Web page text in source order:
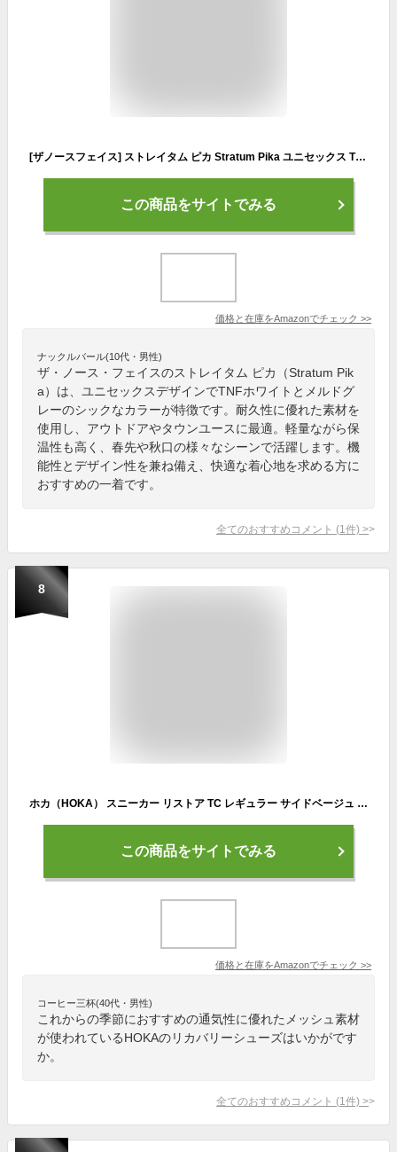
[ザノースフェイス] ストレイタム ピカ Stratum Pika ユニセックス TNFホワイト/メルドグレー 25.0 cm
この商品をサイトでみる
価格と在庫をAmazonでチェック >>
ナックルバール(10代・男性)
ザ・ノース・フェイスのストレイタム ピカ（Stratum Pik
a）は、ユニセックスデザインでTNFホワイトとメルドグ
レーのシックなカラーが特徴です。耐久性に優れた素材を
使用し、アウトドアやタウンユースに最適。軽量ながら保
温性も高く、春先や秋口の様々なシーンで活躍します。機
能性とデザイン性を兼ね備え、快適な着心地を求める方に
おすすめの一着です。
全てのおすすめコメント (1 件) >
8
ホカ（HOKA） スニーカー リストア TC レギュラー サイドベージュ 1134532-DOTN リカバリー リラックス シューズ スリッポン 厚底 （サンドベージュ/２６．０/Men's、Lady's） [並行輸入品]
この商品をサイトでみる
価格と在庫をAmazonでチェック >>
コーヒー三杯(40代・男性)
これからの季節におすすめの通気性に優れたメッシュ素材
が使われているHOKAのリカバリーシューズはいかがです
か。
全てのおすすめコメント (1 件) >